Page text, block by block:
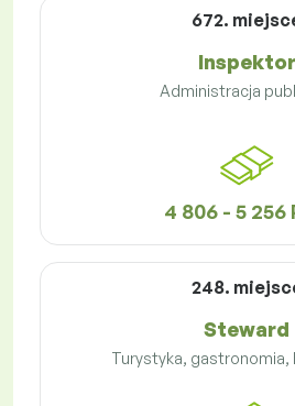
672.
Inspektor
Administracja
4 806 - 5 256
248.
Steward
Turystyka,